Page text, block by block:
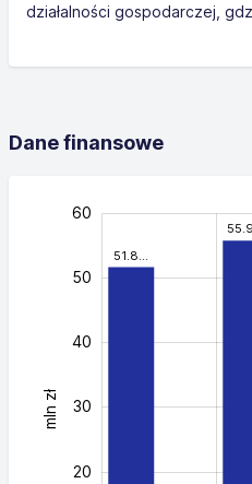
działalności gospodarczej,
Dane finansowe
51.8…
mln zł 40
20
30
40
50
60